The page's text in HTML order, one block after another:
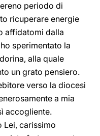
periodo di
ricuperare energie
affidatomi dalla
sperimentato la
alla quale
un grato pensiero.
verso la diocesi
a mia
accogliente.
Lei, carissimo